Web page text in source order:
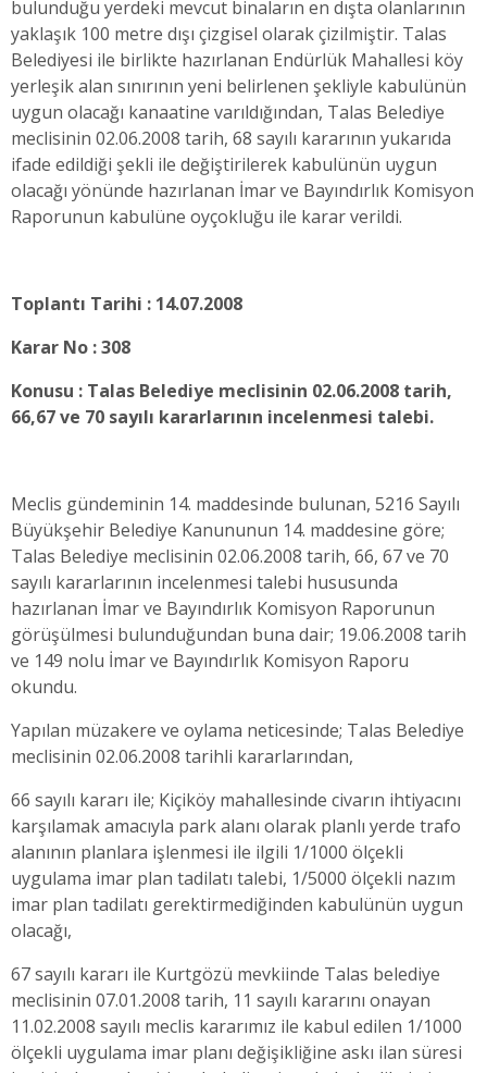
bulunduğu yerdeki mevcut binaların en dışta olanlarının
yaklaşık 100 metre dışı çizgisel olarak çizilmiştir. Talas
Belediyesi ile birlikte hazırlanan Endürlük Mahallesi köy
yerleşik alan sınırının yeni belirlenen şekliyle kabulünün
uygun olacağı kanaatine varıldığından, Talas Belediye
meclisinin 02.06.2008 tarih, 68 sayılı kararının yukarıda
ifade edildiği şekli ile değiştirilerek kabulünün uygun
olacağı yönünde hazırlanan İmar ve Bayındırlık Komisyon
Raporunun kabulüne oyçokluğu ile karar verildi.
Toplantı Tarihi : 14.07.2008
Karar No : 308
Konusu : Talas Belediye meclisinin 02.06.2008 tarih,
66,67 ve 70 sayılı kararlarının incelenmesi talebi.
Meclis gündeminin 14. maddesinde bulunan, 5216 Sayılı
Büyükşehir Belediye Kanununun 14. maddesine göre;
Talas Belediye meclisinin 02.06.2008 tarih, 66, 67 ve 70
sayılı kararlarının incelenmesi talebi hususunda
hazırlanan İmar ve Bayındırlık Komisyon Raporunun
görüşülmesi bulunduğundan buna dair; 19.06.2008 tarih
ve 149 nolu İmar ve Bayındırlık Komisyon Raporu
okundu.
Yapılan müzakere ve oylama neticesinde; Talas Belediye
meclisinin 02.06.2008 tarihli kararlarından,
66 sayılı kararı ile; Kiçiköy mahallesinde civarın ihtiyacını
karşılamak amacıyla park alanı olarak planlı yerde trafo
alanının planlara işlenmesi ile ilgili 1/1000 ölçekli
uygulama imar plan tadilatı talebi, 1/5000 ölçekli nazım
imar plan tadilatı gerektirmediğinden kabulünün uygun
olacağı,
67 sayılı kararı ile Kurtgözü mevkiinde Talas belediye
meclisinin 07.01.2008 tarih, 11 sayılı kararını onayan
11.02.2008 sayılı meclis kararımız ile kabul edilen 1/1000
ölçekli uygulama imar planı değişikliğine askı ilan süresi